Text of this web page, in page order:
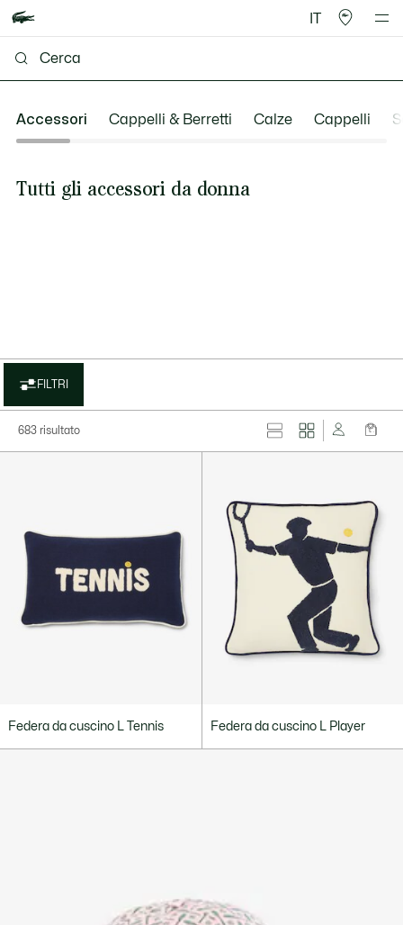
IT
Accessori Cappelli & Berretti Calze Cappelli
Tutti gli accessori da donna
FILTRI
683 risultato
Federa da cuscino L Tennis Federa da cuscino L Player